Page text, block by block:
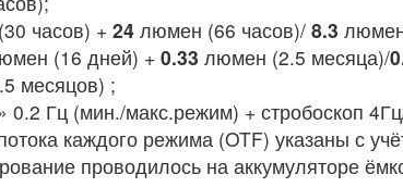
часов) + 24 люмен (66 часов)/ 8.3
(16 дней) + 0.33 люмен (2.5 месяца)/
месяцов) ;
Гц (мин./макс.режим) + стробоскоп
каждого режима (OTF) указаны с
проводилось на аккумуляторе